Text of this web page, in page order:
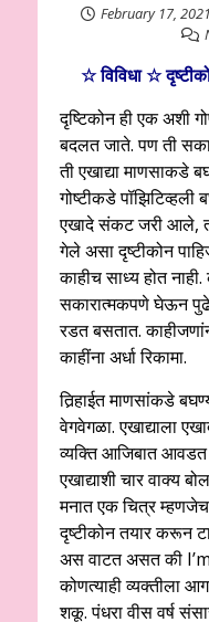
February 17, 2021
☆ विविधा ☆
दृष्टिकोन ही एक अशी
बदलत जाते. पण ती
ती एखाद्या माणसाकडे
गोष्टीकडे पॉझिटिव्हली
एखादे संकट जरी आले,
गेले असा दृष्टीकोन
काहीच साध्य होत
सकारात्मकपणे घेऊन पुढे
रडत बसतात.
काहींना अर्धा रिकामा.
तिर्‍हाईत माणसांकडे
वेगवेगळा. एखाद्याला
व्यक्ति आजिबात
एखाद्याशी चार वाक्य
मनात एक चित्र
दृष्टीकोन तयार करून
अस वाटत असत की
कोणत्याही व्यक्तीला
शकू. पंधरा वीस वर्ष